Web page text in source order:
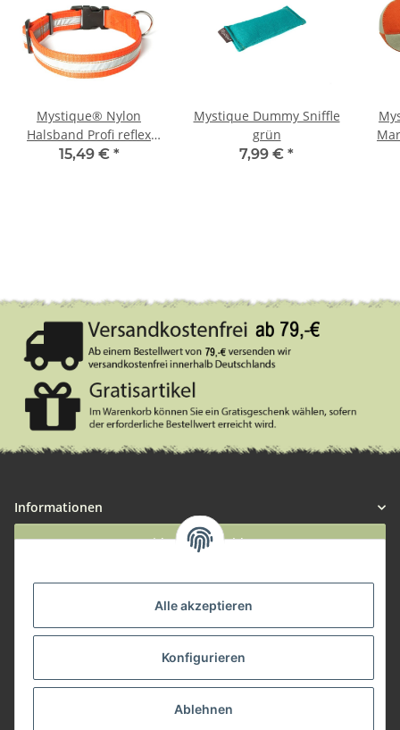
Alle akzeptieren
Konfigurieren
Ablehnen
Mystique® Nylon
Halsband Profi reflex
25mm neon orange 30-
15,49 € *
Mystique Dummy Sniffle
grün
7,99 € *
Informationen
Widerruf anmelden
Herstellerinformationen